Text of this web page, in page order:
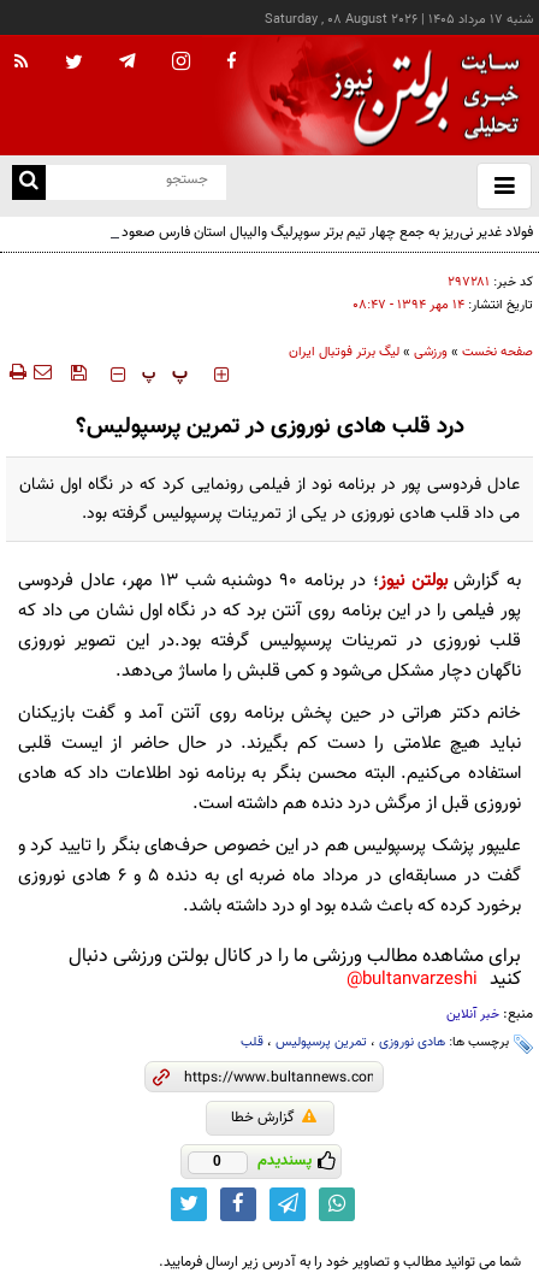
شنبه ۱۷ مرداد ۱۴۰۵ |
Saturday , 08 August 2026
باز
و
فولاد غدیر نی‌ریز به جمع چهار تیم برتر سوپرلیگ والیبال استان فارس صعود کرد
کد خبر: ۲۹۷۲۸۱
تاریخ انتشار: ۱۴ مهر ۱۳۹۴ - ۰۸:۴۷
صفحه نخست »ورزشی »لیگ برتر فوتبال ایران
‍‍‍ پ پ
درد قلب هادی نوروزی در تمرین پرسپولیس؟
عادل فردوسی پور در برنامه نود از فیلمی رونمایی کرد که در نگاه اول نشان
می داد قلب هادی نوروزی در یکی از تمرینات پرسپولیس گرفته بود.
به گزارشبولتن نیوز
؛ در برنامه 90 دوشنبه شب 13 مهر، عادل فردوسی
پور فیلمی را در این برنامه روی‌ آنتن برد که در نگاه اول نشان می داد که
قلب نوروزی در تمرینات پرسپولیس گرفته بود.در این تصویر نوروزی
ناگهان دچار مشکل می‌شود و کمی قلبش را ماساژ می‌دهد.
خانم دکتر هراتی در حین پخش برنامه روی آنتن آمد و گفت بازیکنان
نباید هیچ علامتی را دست کم بگیرند. در حال حاضر از ایست قلبی
استفاده می‌کنیم. البته محسن بنگر به برنامه نود اطلاعات داد که هادی
نوروزی قبل از مرگش درد دنده هم داشته است.
علیپور پزشک پرسپولیس هم در این خصوص حرف‌های بنگر را تایید کرد و
گفت در مسابقه‌ای در مرداد ماه ضربه ای به دنده 5 و 6 هادی نوروزی
برخورد کرده که باعث شده بود او درد داشته باشد.
برای مشاهده مطالب ورزشی ما را در کانال بولتن ورزشی دنبال
کنید bultanvarzeshi@
منبع: خبر آنلاین
برچسب ها: هادی نوروزی ، تمرین پرسپولیس ، قلب
گزارش خطا
پسندیدم 0
شما می توانید مطالب و تصاویر خود را به آدرس زیر ارسال فرمایید.